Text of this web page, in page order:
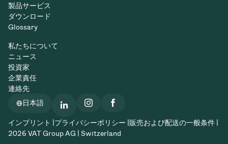
製品サービス
ダウンロード
Glossary
私たちについて
ニュース
投資家
企業責任
連絡先
日本語
インプリント | プライバシーポリシー | 販売および配送の一般条件 |
2026 VAT Group AG | Switzerland